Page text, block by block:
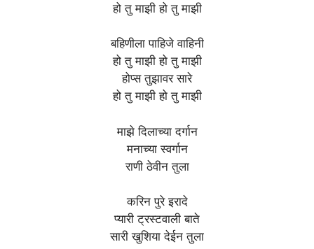
हो तु माझी हो तु माझी
बहिणीला पाहिजे वाहिनी
हो तु माझी हो तु माझी
होप्स तुझावर सारे
हो तु माझी हो तु माझी
माझे दिलाच्या दर्गान
मनाच्या स्वर्गान
राणी ठेवीन तुला
करिन पुरे इरादे
प्यारी ट्रस्टवाली बाते
सारी खुशिया देईन तुला